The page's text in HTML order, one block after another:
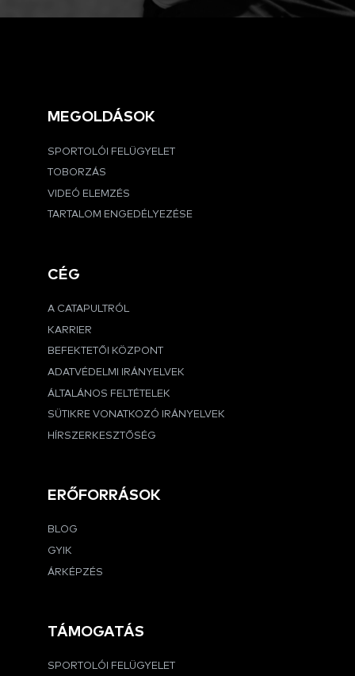
MEGOLDÁSOK
SPORTOLÓI FELÜGYELET
TOBORZÁS
VIDEÓ ELEMZÉS
TARTALOM ENGEDÉLYEZÉSE
CÉG
A CATAPULTRÓL
KARRIER
BEFEKTETŐI KÖZPONT
ADATVÉDELMI IRÁNYELVEK
ÁLTALÁNOS FELTÉTELEK
SÜTIKRE VONATKOZÓ IRÁNYELVEK
HÍRSZERKESZTŐSÉG
ERŐFORRÁSOK
BLOG
GYIK
ÁRKÉPZÉS
TÁMOGATÁS
SPORTOLÓI FELÜGYELET